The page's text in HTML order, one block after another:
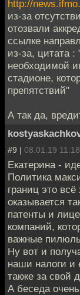
http://
из-за
отозвали
ссылке
из-за, цитата :
необходимой
стадионе,
препятствий"
А так да,
#9 | 08.01.19 11:18
Екатерина -
Политика
границ это
оказывается
патенты и
компаний,
важные
Ну вот и
наши налоги и
также за свой
А беседа